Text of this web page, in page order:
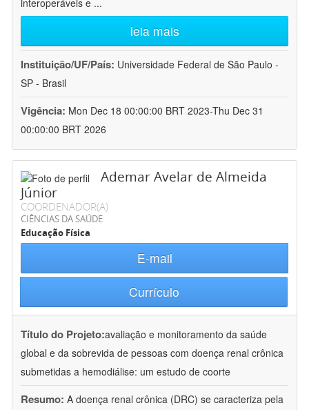
interoperáveis e ...
leia mais
Instituição/UF/País: Universidade Federal de São Paulo -
SP - Brasil
Vigência: Mon Dec 18 00:00:00 BRT 2023-Thu Dec 31
00:00:00 BRT 2026
Ademar Avelar de Almeida
Júnior
COORDENADOR(A)
CIÊNCIAS DA SAÚDE
Educação Física
E-mail
Currículo
Título do Projeto:avaliação e monitoramento da saúde
global e da sobrevida de pessoas com doença renal crônica
submetidas a hemodiálise: um estudo de coorte
Resumo: A doença renal crônica (DRC) se caracteriza pela